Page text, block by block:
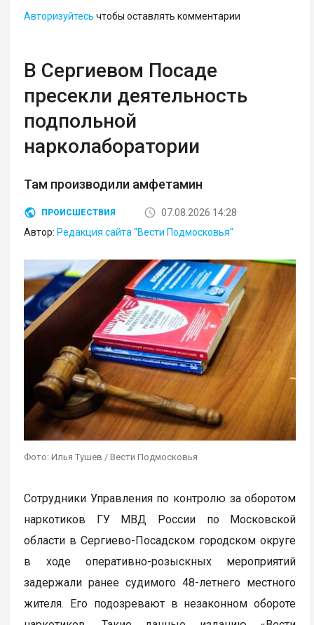
Авторизуйтесь чтобы оставлять комментарии
В Сергиевом Посаде
пресекли деятельность
подпольной
нарколаборатории
Там производили амфетамин
ПРОИСШЕСТВИЯ
07.08.2026 14:28
Автор: Редакция сайта "Вести Подмосковья"
Фото: Илья Тушев / Вести Подмосковья
Сотрудники Управления по контролю за оборотом
наркотиков ГУ МВД России по Московской
области в Сергиево-Посадском городском округе
в ходе оперативно-розыскных мероприятий
задержали ранее судимого 48-летнего местного
жителя. Его подозревают в незаконном обороте